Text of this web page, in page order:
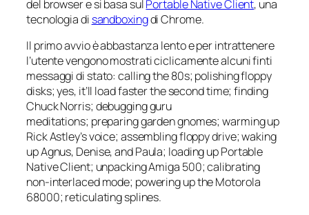
del browser e si basa sulPortable Native Client, una
tecnologia di sandboxingdi Chrome.
Il primo avvio è abbastanza lento e per intrattenere
l’utente vengono mostrati ciclicamente alcuni finti
messaggi di stato: calling the 80s; polishing floppy
disks; yes, it’ll load faster the second time; finding
Chuck Norris; debugging guru
meditations; preparing garden gnomes; warming up
Rick Astley’s voice; assembling floppy drive; waking
up Agnus, Denise, and Paula; loading up Portable
Native Client; unpacking Amiga 500; calibrating
non-interlaced mode; powering up the Motorola
68000; reticulating splines.